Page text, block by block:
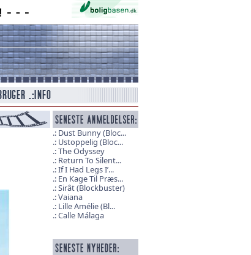
Dust Bunny (Bloc...
Ustoppelig (Bloc...
The Odyssey
Return To Silent...
If I Had Legs I’...
En Kage Til Præs...
Sirât (Blockbuster)
Vaiana
Lille Amélie (Bl...
Calle Málaga